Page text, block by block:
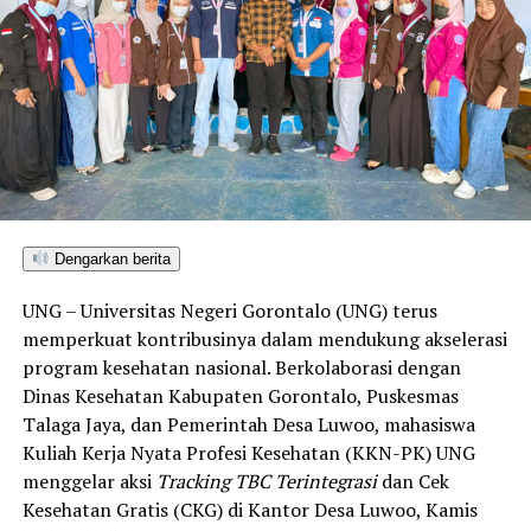
Berdasarkan data Bappenas, Kota Gorontalo meraih
skor IKAD 2026 sebesar 6,39—posisi tertinggi dibanding
seluruh kabupaten/kota di Provinsi Gorontalo maupun
Sulawesi Utara. Skor ini melampaui target yang
ditetapkan dan mengantarkan Kota Gorontalo menjadi
satu-satunya daerah di wilayah tersebut yang
menembus kategori “Unggul”. Sementara kabupaten lain
di Gorontalo masih berada pada kategori “Berkembang”
tertinggi di kawasan SulutGo sebagaimana dipaparkan
dalam Rakorwil TPAKD,” ungkap Wawali Indra Gobel
usai kegiatan.
Indra menambahkan, skor IKAD ini membuktikan bahwa
tingkat keterjangkauan, pemanfaatan, serta inklusivitas
layanan keuangan bagi masyarakat di Kota Gorontalo
berada di posisi terdepan.
Dengarkan berita
UNG – Universitas Negeri Gorontalo (UNG) terus
memperkuat kontribusinya dalam mendukung akselerasi
program kesehatan nasional. Berkolaborasi dengan
Dinas Kesehatan Kabupaten Gorontalo, Puskesmas
Talaga Jaya, dan Pemerintah Desa Luwoo, mahasiswa
Kuliah Kerja Nyata Profesi Kesehatan (KKN-PK) UNG
menggelar aksi Tracking TBC Terintegrasidan Cek
Kesehatan Gratis (CKG) di Kantor Desa Luwoo, Kamis